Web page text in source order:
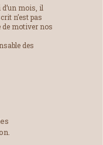
mois, il
n’est pas
de motiver nos
des